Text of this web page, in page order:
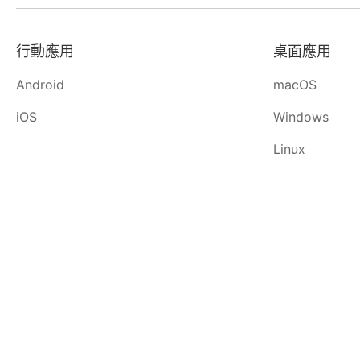
行動應用
Android
iOS
桌面應用
macOS
Windows
Linux